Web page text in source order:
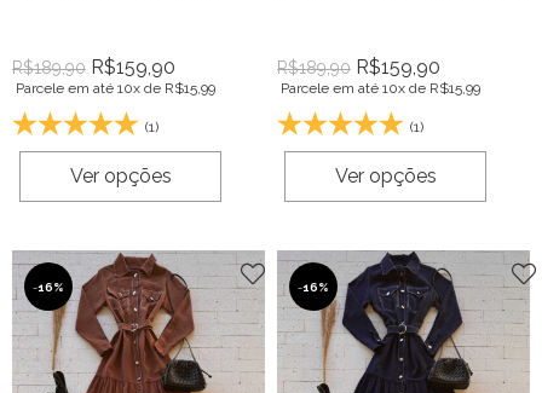
R$189,90 R$159,90
Parcele em até 10x de R$15,99
(1)
Ver opções
R$189,90 R$159,90
Parcele em até 10x de R$15,99
(1)
Ver opções
-16% -16%